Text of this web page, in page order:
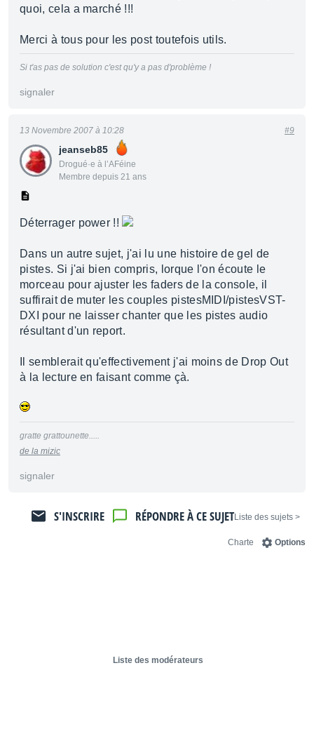
quoi, cela a marché !!!
Merci à tous pour les post toutefois utils.
Si t'as pas de solution c'est qu'y a pas d'problème !
signaler
jeanseb85
Drogué·e à l’AFéine
Membre depuis 21 ans
13 Novembre 2007 à 10:28 #9
Déterrager power !!
Dans un autre sujet, j'ai lu une histoire de gel de
pistes. Si j'ai bien compris, lorque l'on écoute le
morceau pour ajuster les faders de la console, il
suffirait de muter les couples pistesMIDI/pistesVST-
DXI pour ne laisser chanter que les pistes audio
résultant d'un report.
Il semblerait qu'effectivement j'ai moins de Drop Out
à la lecture en faisant comme çà.
gratte grattounette.....
de la mizic
signaler
< Liste des sujets
RÉPONDRE À CE SUJET
S'INSCRIRE
Options
Charte
Liste des modérateurs